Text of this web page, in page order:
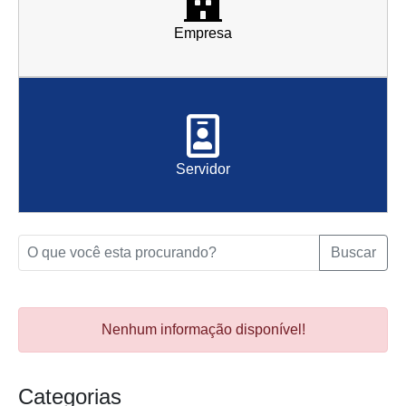
Empresa
Servidor
Buscar
Nenhum informação disponível!
Categorias